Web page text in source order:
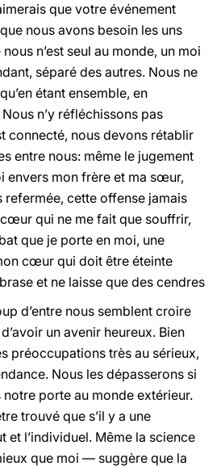
que votre événement
nous avons besoin les uns
n’est seul au monde, un moi
séparé des autres. Nous ne
étant ensemble, en
n’y réfléchissons pas
connecté, nous devons rétablir
entre nous: même le jugement
envers mon frère et ma sœur,
cette offense jamais
qui ne me fait que souffrir,
que je porte en moi, une
cœur qui doit être éteinte
et ne laisse que des cendres
d’entre nous semblent croire
un avenir heureux. Bien
préoccupations très au sérieux,
Nous les dépasserons si
porte au monde extérieur.
trouvé que s’il y a une
et l’individuel. Même la science
que moi — suggère que la